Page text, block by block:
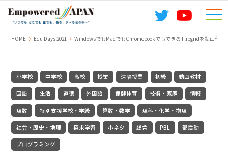
HOME Edu Days 2021 WindowsでもMacでもChromebookでもできる Flipgridを動画作成
小学校 中学校 高校 授業 遠隔授業 初級 動画教材
国語 生活 道徳 外国語 保健体育 技術・家庭 情報
理数 特別支援学校・学級 算数・数学 理科・化学・物理
社会・歴史・地理 探求学習 小ネタ 総合 PBL 部活動
プログラミング